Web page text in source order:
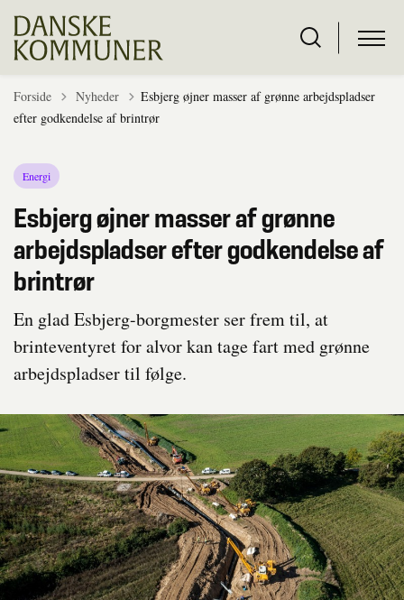
Forside Tilbage til
Nyheder
Esbjerg øjner masser af grønne arbejdspladser
efter godkendelse af brintrør
Energi
Esbjerg øjner masser af grønne
arbejdspladser efter godkendelse af
brintrør
En glad Esbjerg-borgmester ser frem til, at
brinteventyret for alvor kan tage fart med grønne
arbejdspladser til følge.